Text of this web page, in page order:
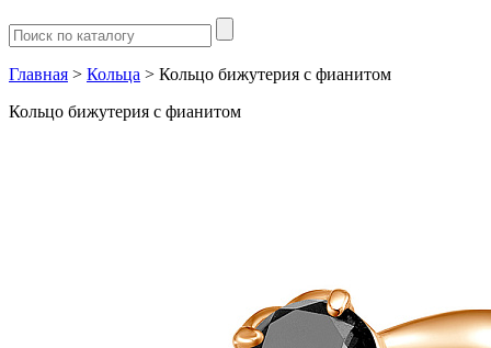
Главная > Кольца > Кольцо бижутерия с фианитом
Кольцо бижутерия с фианитом